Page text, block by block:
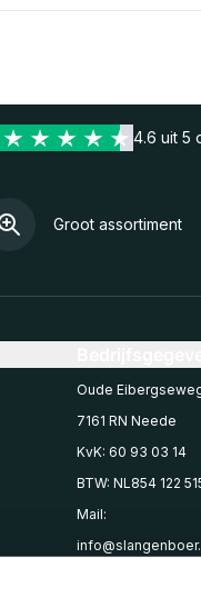
4.6 uit 5
Groot assortiment
Oude
7161 RN Neede
KvK: 60 93 03 14
BTW: NL854 122
Mail: